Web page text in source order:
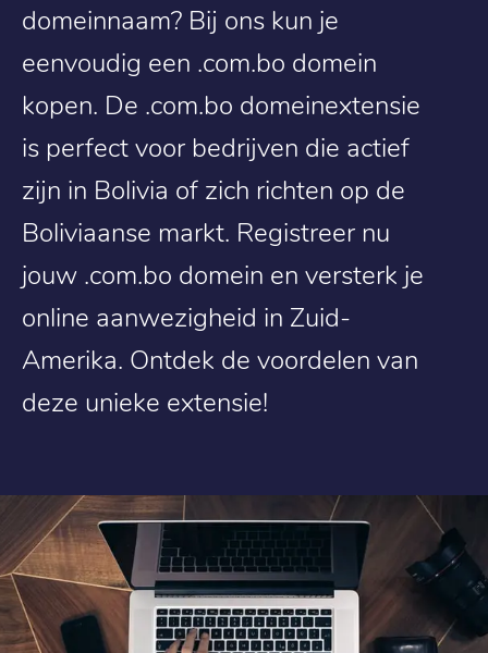
domeinnaam? Bij ons kun je
eenvoudig een .com.bo domein
kopen. De .com.bo domeinextensie
is perfect voor bedrijven die actief
zijn in Bolivia of zich richten op de
Boliviaanse markt. Registreer nu
jouw .com.bo domein en versterk je
online aanwezigheid in Zuid-
Amerika. Ontdek de voordelen van
deze unieke extensie!